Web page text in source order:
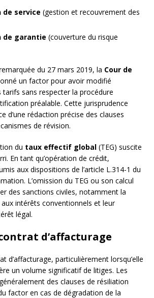
de service (gestion et recouvrement des
de garantie (couverture du risque
du 27 mars 2019, la Cour de
un factor pour avoir modifié
sans respecter la procédure
préalable. Cette jurisprudence
d’une rédaction précise des clauses
de révision.
du taux effectif global (TEG) suscite
En tant qu’opération de crédit,
aux dispositions de l’article L.314-1 du
L’omission du TEG ou son calcul
des sanctions civiles, notamment la
intérêts conventionnels et leur
légal.
d’affacturage
d’affacturage, particulièrement lorsqu’elle
un volume significatif de litiges. Les
des clauses de résiliation
factor en cas de dégradation de la